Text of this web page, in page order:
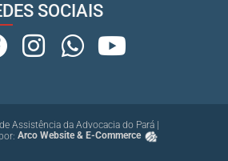
SOCIAIS
Assistência da Advocacia do Pará |
Arco Website & E-Commerce